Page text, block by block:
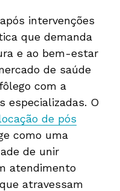
intervenções
que demanda
e ao bem-estar
de saúde
com a
especializadas. O
de pós
como uma
de unir
atendimento
atravessam